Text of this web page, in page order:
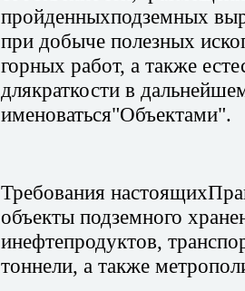
пройденныхподземных
при добыче полезных
горных работ, а также
длякраткости в
именоваться"Объектами".
Требования
объекты подземного
инефтепродуктов,
тоннели, а также